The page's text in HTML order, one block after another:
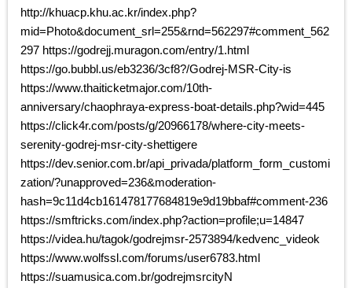
http://khuacp.khu.ac.kr/index.php?
mid=Photo&document_srl=255&rnd=562297#comment_562
297 https://godrejj.muragon.com/entry/1.html
https://go.bubbl.us/eb3236/3cf8?/Godrej-MSR-City-is
https://www.thaiticketmajor.com/10th-
anniversary/chaophraya-express-boat-details.php?wid=445
https://click4r.com/posts/g/20966178/where-city-meets-
serenity-godrej-msr-city-shettigere
https://dev.senior.com.br/api_privada/platform_form_customi
zation/?unapproved=236&moderation-
hash=9c11d4cb161478177684819e9d19bbaf#comment-236
https://smftricks.com/index.php?action=profile;u=14847
https://videa.hu/tagok/godrejmsr-2573894/kedvenc_videok
https://www.wolfssl.com/forums/user6783.html
https://suamusica.com.br/godrejmsrcityN